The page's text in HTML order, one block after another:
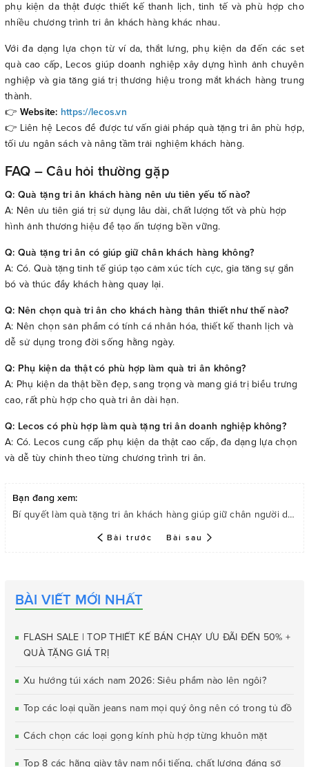
phụ kiện da thật được thiết kế thanh lịch, tinh tế và phù hợp cho
nhiều chương trình tri ân khách hàng khác nhau.
Với đa dạng lựa chọn từ ví da, thắt lưng, phụ kiện da đến các set
quà cao cấp, Lecos giúp doanh nghiệp xây dựng hình ảnh chuyên
nghiệp và gia tăng giá trị thương hiệu trong mắt khách hàng trung
thành.
👉 Website: https://lecos.vn
👉 Liên hệ Lecos để được tư vấn giải pháp quà tặng tri ân phù hợp,
tối ưu ngân sách và nâng tầm trải nghiệm khách hàng.
FAQ – Câu hỏi thường gặp
Q: Quà tặng tri ân khách hàng nên ưu tiên yếu tố nào?
A: Nên ưu tiên giá trị sử dụng lâu dài, chất lượng tốt và phù hợp
hình ảnh thương hiệu để tạo ấn tượng bền vững.
Q: Quà tặng tri ân có giúp giữ chân khách hàng không?
A: Có. Quà tặng tinh tế giúp tạo cảm xúc tích cực, gia tăng sự gắn
bó và thúc đẩy khách hàng quay lại.
Q: Nên chọn quà tri ân cho khách hàng thân thiết như thế nào?
A: Nên chọn sản phẩm có tính cá nhân hóa, thiết kế thanh lịch và
dễ sử dụng trong đời sống hằng ngày.
Q: Phụ kiện da thật có phù hợp làm quà tri ân không?
A: Phụ kiện da thật bền đẹp, sang trọng và mang giá trị biểu trưng
cao, rất phù hợp cho quà tri ân dài hạn.
Q: Lecos có phù hợp làm quà tặng tri ân doanh nghiệp không?
A: Có. Lecos cung cấp phụ kiện da thật cao cấp, đa dạng lựa chọn
và dễ tùy chỉnh theo từng chương trình tri ân.
Bạn đang xem:
Bí quyết làm quà tặng tri ân khách hàng giúp giữ chân người dùng trung thành
Bài trước Bài sau
BÀI VIẾT MỚI NHẤT
FLASH SALE | TOP THIẾT KẾ BÁN CHẠY ƯU ĐÃI ĐẾN 50% +
QUÀ TẶNG GIÁ TRỊ
Xu hướng túi xách nam 2026: Siêu phẩm nào lên ngôi?
Top các loại quần jeans nam mọi quý ông nên có trong tủ đồ
Cách chọn các loại gọng kính phù hợp từng khuôn mặt
Top 8 các hãng giày tây nam nổi tiếng, chất lượng đáng sở